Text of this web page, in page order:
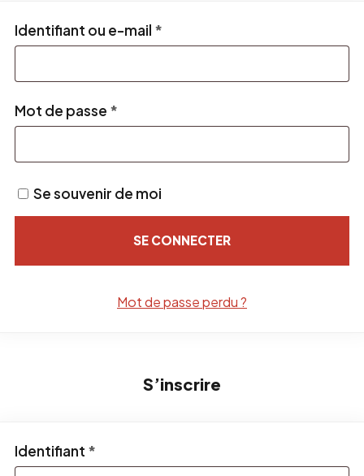
Identifiant ou e-mail *
Mot de passe *
Se souvenir de moi
SE CONNECTER
Mot de passe perdu ?
S’inscrire
Identifiant *